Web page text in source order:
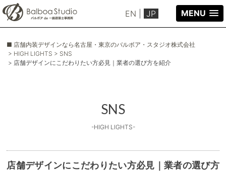
EN JP MENU
■ 店舗内装デザインなら名古屋・東京のバルボア・スタジオ株式会社
> HIGH LIGHTS > SNS
> 店舗デザインにこだわりたい方必見｜業者の選び方を紹介
SNS
-HIGH LIGHTS-
店舗デザインにこだわりたい方必見｜業者の選び方